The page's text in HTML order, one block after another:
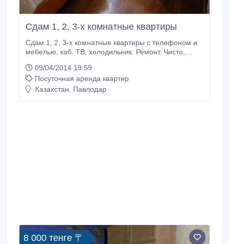
Сдам 1, 2, 3-х комнатные квартиры
Сдам 1, 2, 3-х комнатные квартиры с телефоном и
мебелью, каб. ТВ, холодильник. Ремонт. Чисто,
квитанции. Оплата 3500-6000 тенге сутки. Звоните
8(7182)576717. сот. 8(777)4582333.
09/04/2014 19:59
Посуточная аренда квартир
Казахстан, Павлодар
8 000 тенге 〒